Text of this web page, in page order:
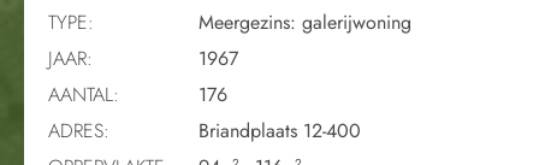
TYPE:
Meergezins: galerijwoning
JAAR:
1967
AANTAL:
176
ADRES:
Briandplaats 12-400